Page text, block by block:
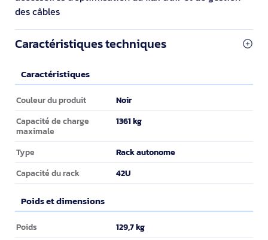
des câbles
Caractéristiques techniques
Caractéristiques
Caractéristiques
Couleur du produit Noir
Capacité de charge
maximale
1361 kg
Type Rack autonome
Capacité du rack 42U
Poids et dimensions
Poids et dimensions
Poids 129,7 kg